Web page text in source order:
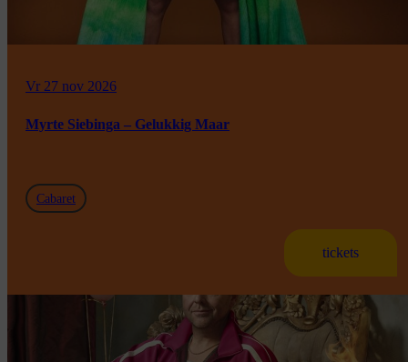
Vr 27 nov 2026
Myrte Siebinga – Gelukkig Maar
Cabaret
tickets